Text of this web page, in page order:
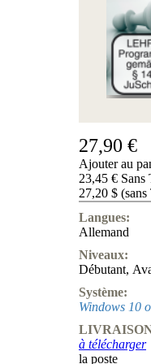
27,90 €
Ajouter au
23,45 €
27,20 $
Langues:
Allemand
Niveaux:
Débutant,
Système:
Windows 10
à télécharger
la poste